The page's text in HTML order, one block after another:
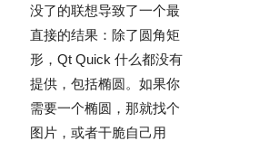
没了的联想导致了一个最
直接的结果：除了圆角矩
形，Qt Quick 什么都没有
提供，包括椭圆。如果你
需要一个椭圆，那就找个
图片，或者干脆自己用